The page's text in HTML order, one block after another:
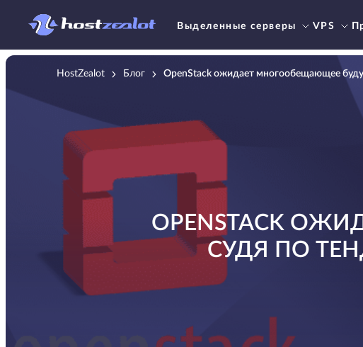
Выделенные серверы VPS
HostZealot Блог OpenStack ожидает многообещающее
OPENSTACK
СУДЯ ПО